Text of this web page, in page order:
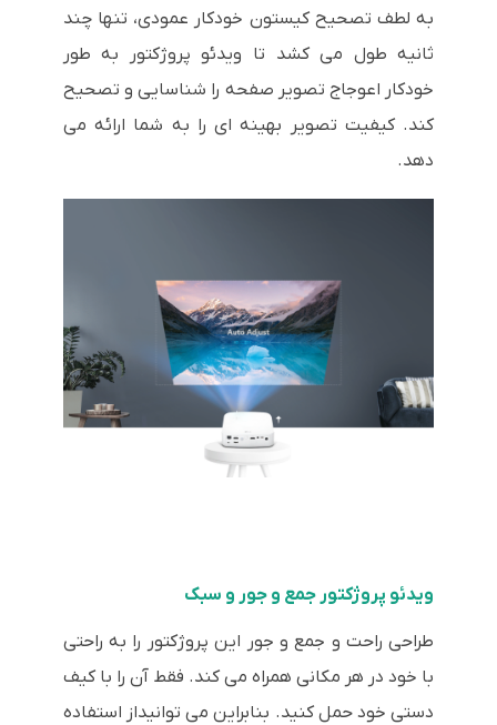
به لطف تصحیح کیستون خودکار عمودی، تنها چند
ثانیه طول می کشد تا ویدئو پروژکتور به طور
خودکار اعوجاج تصویر صفحه را شناسایی و تصحیح
کند. کیفیت تصویر بهینه ای را به شما ارائه می
دهد.
ویدئو پروژکتور جمع و جور و سبک
طراحی راحت و جمع و جور این پروژکتور را به راحتی
با خود در هر مکانی همراه می کند. فقط آن را با کیف
دستی خود حمل کنید. بنابراین می توانیداز استفاده